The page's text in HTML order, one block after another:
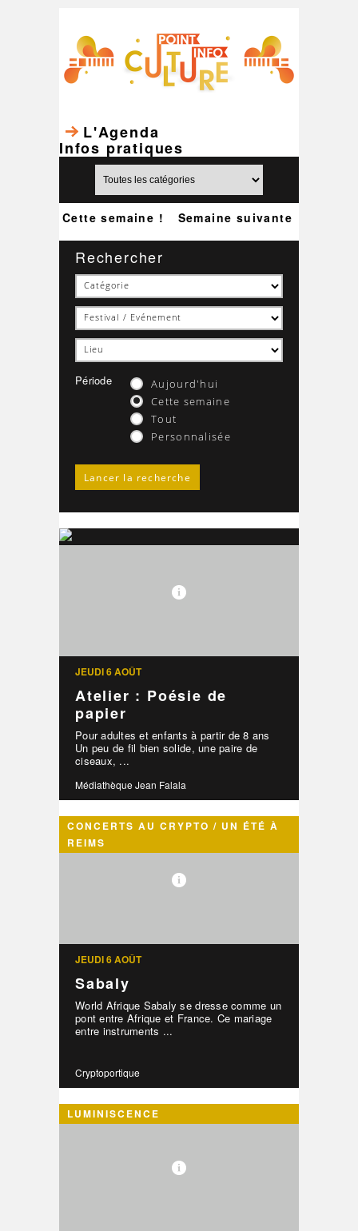
L'Agenda
Infos pratiques
Semaine suivante
Cette semaine !
Rechercher
Période
Aujourd'hui
Cette semaine
Tout
Personnalisée
JEUDI 6 AOÛT
Atelier : Poésie de
papier
Pour adultes et enfants à partir de 8 ans
Un peu de fil bien solide, une paire de
ciseaux, ...
Médiathèque Jean Falala
CONCERTS AU CRYPTO / UN ÉTÉ À
REIMS
JEUDI 6 AOÛT
Sabaly
World Afrique Sabaly se dresse comme un
pont entre Afrique et France. Ce mariage
entre instruments ...
Cryptoportique
LUMINISCENCE